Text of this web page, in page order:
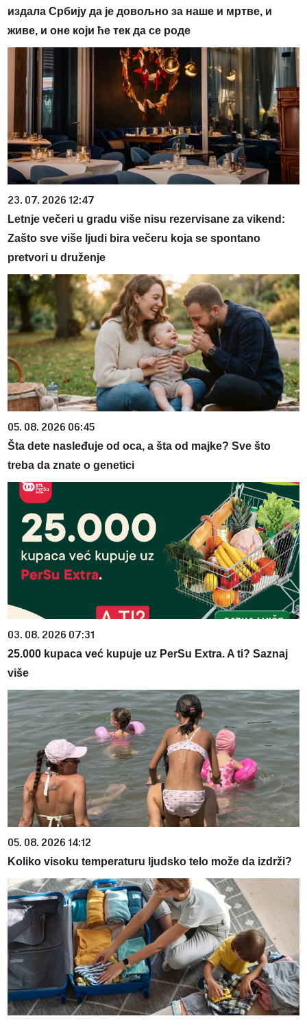
издала Србију да је довољно за наше и мртве, и
живе, и оне који ће тек да се роде
23. 07. 2026 12:47
Letnje večeri u gradu više nisu rezervisane za vikend:
Zašto sve više ljudi bira večeru koja se spontano
pretvori u druženje
05. 08. 2026 06:45
Šta dete nasleđuje od oca, a šta od majke? Sve što
treba da znate o genetici
03. 08. 2026 07:31
25.000 kupaca već kupuje uz PerSu Extra. A ti? Saznaj
više
05. 08. 2026 14:12
Koliko visoku temperaturu ljudsko telo može da izdrži?